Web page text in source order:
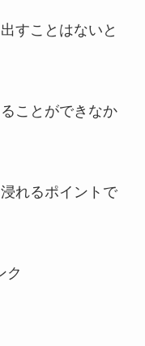
すことはないと
ことができなか
れるポイントで
ク